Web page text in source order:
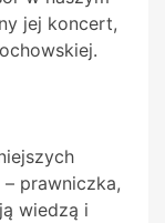
jej koncert,
prawniczka,
wiedzą i